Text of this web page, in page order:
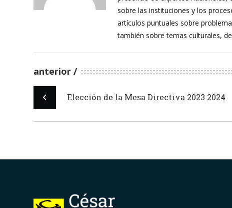
sobre las instituciones y los
artículos puntuales sobre
también sobre temas culturales,
anterior
Elección de la Mesa Directiva 2023 2024